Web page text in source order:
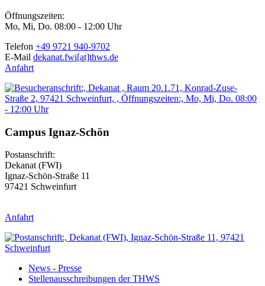
Öffnungszeiten:
Mo, Mi, Do. 08:00 - 12:00 Uhr
Telefon +49 9721 940-9702
E-Mail dekanat.fwi[at]thws.de
Anfahrt
Campus Ignaz-Schön
Postanschrift:
Dekanat (FWI)
Ignaz-Schön-Straße 11
97421 Schweinfurt
Anfahrt
News - Presse
Stellenausschreibungen der THWS